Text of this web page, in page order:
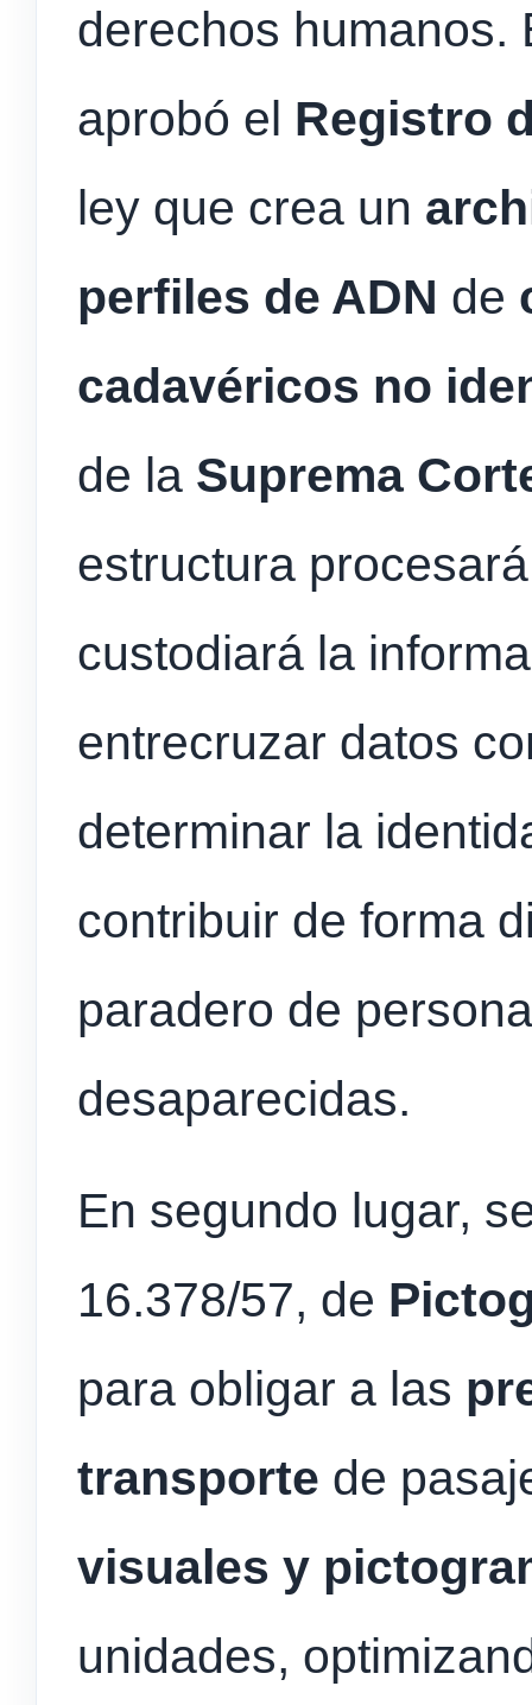
derechos humanos.
aprobó el Registro
ley que crea un
perfiles de ADN de
cadavéricos no
de la Suprema
estructura
custodiará la
entrecruzar datos
determinar la
contribuir de forma
paradero de
desaparecidas.
En segundo lugar,
16.378/57, de
para obligar a las
transporte de
visuales y
unidades,